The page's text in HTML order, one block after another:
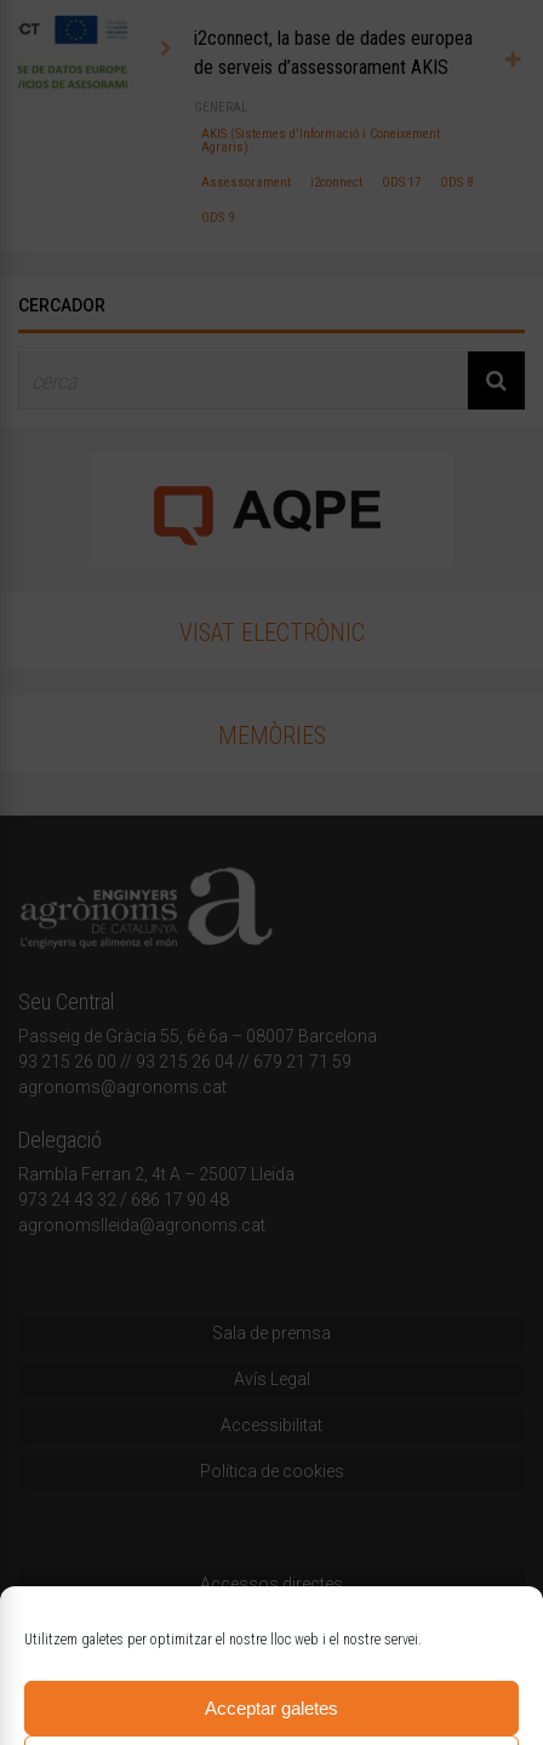
Utilitzem galetes per optimitzar el nostre lloc web i el nostre servei.
Acceptar galetes
i2connect, la base de dades europea
de serveis d’assessorament AKIS
GENERAL
AKIS (Sistemes d'Informació i Coneixement
Agraris)
Assessorament i2connect ODS 17 ODS 8
ODS 9
CERCADOR
VISAT ELECTRÒNIC
MEMÒRIES
Seu Central
Passeig de Gràcia 55, 6è 6a – 08007 Barcelona
93 215 26 00 // 93 215 26 04 // 679 21 71 59
agronoms@agronoms.cat
Delegació
Rambla Ferran 2, 4t A – 25007 Lleida
973 24 43 32 / 686 17 90 48
agronomslleida@agronoms.cat
Sala de premsa
Avís Legal
Accessibilitat
Política de cookies
Accessos directes
Codi deontològic
Logotips oficials